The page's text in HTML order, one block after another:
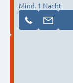
Mind. 1 Nacht